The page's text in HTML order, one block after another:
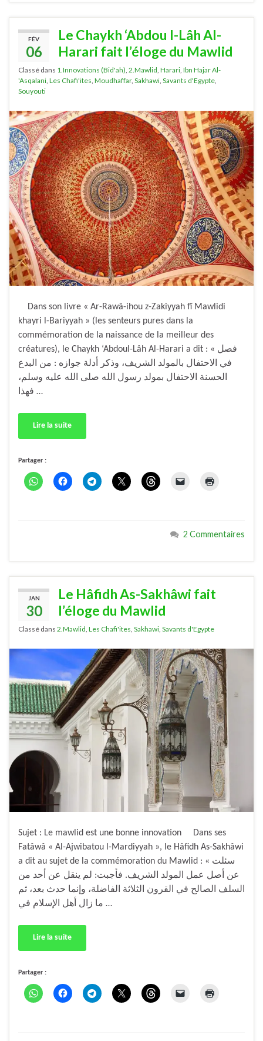
FÉV
06
Le Chaykh ‘Abdou l-Lâh Al-
Harari fait l’éloge du Mawlid
Classé dans 1.Innovations (Bid'ah), 2.Mawlid, Harari, Ibn Hajar Al-
'Asqalani, Les Chafi'ites, Moudhaffar, Sakhawi, Savants d'Egypte,
Souyouti
Dans son livre « Ar-Rawâ-ihou z-Zakiyyah fî Mawlidi
khayri l-Bariyyah » (les senteurs pures dans la
commémoration de la naissance de la meilleur des
créatures), le Chaykh ‘Abdoul-Lâh Al-Harari a dit : « فصل
في الاحتفال بالمولد الشريف، وذكر أدلة جوازه : من البدع
الحسنة الاحتفال بمولد رسول الله صلى الله عليه وسلم،
فهذا …
Lire la suite
Partager :
2 Commentaires
JAN
30
Le Hâfidh As-Sakhâwi fait
l’éloge du Mawlid
Classé dans 2.Mawlid Les Chafi'ites Sakhawi Savants d'Egypte
Sujet : Le mawlid est une bonne innovation Dans ses
Fatâwâ « Al-Ajwibatou l-Mardiyyah », le Hâfidh As-Sakhâwi
a dit au sujet de la commémoration du Mawlid : « سئلت
عن أصل عمل المولد الشريف. فأجبت: لم ينقل عن أحد من
السلف الصالح في القرون الثلاثة الفاضلة، وإنما حدث بعد، ثم
ما زال أهل الإسلام في …
Lire la suite
Partager :